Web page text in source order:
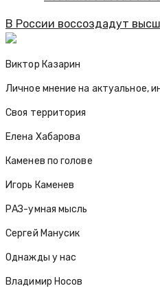
В России воссоздадут
Виктор Казарин
Личное мнение на актуальное,
Своя территория
Елена Хабарова
Каменев по голове
Игорь Каменев
РАЗ-умная мысль
Сергей Манусик
Однажды у нас
Владимир Носов